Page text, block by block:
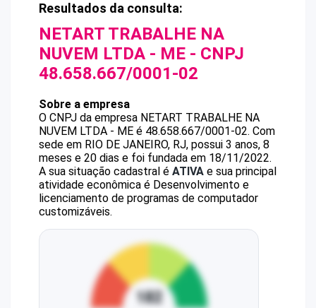
Resultados da consulta:
NETART TRABALHE NA
NUVEM LTDA - ME - CNPJ
48.658.667/0001-02
Sobre a empresa
O CNPJ da empresa NETART TRABALHE NA
NUVEM LTDA - ME é 48.658.667/0001-02. Com
sede em RIO DE JANEIRO, RJ, possui 3 anos, 8
meses e 20 dias e foi fundada em 18/11/2022.
A sua situação cadastral é ATIVA e sua principal
atividade econômica é Desenvolvimento e
licenciamento de programas de computador
customizáveis.